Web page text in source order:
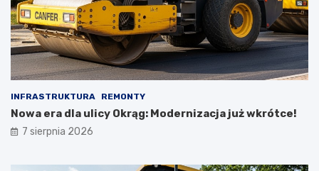
INFRASTRUKTURA REMONTY
Nowa era dla ulicy Okrąg: Modernizacja już wkrótce!
7 sierpnia 2026